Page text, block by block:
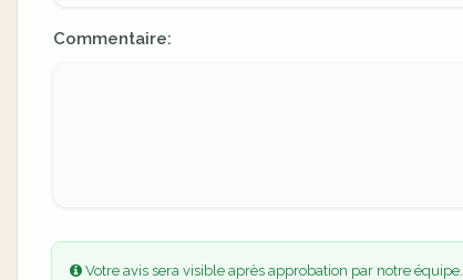
Commentaire:
Votre avis sera visible après approbation par notre équipe.